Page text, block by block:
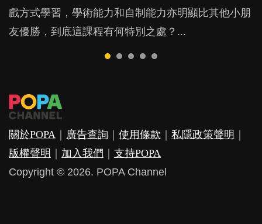
戲方式學習，學術能力和自制能力亦明顯比其他小朋
友優勝，到底這課程有何特別之處？...
的統計數字，但粗略估算，香港至少有六、七百家早
期教育中心，但孩子是否愈早上Playgroup愈好？...
朋友的念頭。但為何爸爸患上產後抑鬱往往難以察
覺？...
是在職好。雖說每個家庭都有自己的獨特狀況和考慮
因素，但原來全職和在職媽媽所養育的子女其實都各
教養？部份父母更會為了小朋友放棄自己的嗜好、減
少出席朋友聚會等等，你以為會換來美好的親子關
係，有助小朋友成長，但原來父母身心虛耗對孩子的
關於POPA ｜ 廣告查詢 ｜ 使用條款 ｜ 私隱政策聲明 ｜
版權聲明 ｜ 加入我們 ｜ 支持POPA
Copyright © 2026. POPA Channel